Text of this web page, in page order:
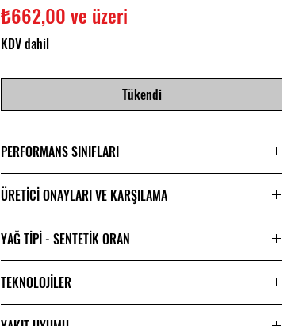
₺662,00ve üzeri
KDV dahil
Tükendi
PERFORMANS SINIFLARI
API SP
API SN
ÜRETİCİ ONAYLARI VE KARŞILAMA
YAĞ TİPİ - SENTETİK ORAN
TEKNOLOJİLER